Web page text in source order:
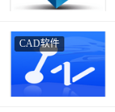
CAD软件